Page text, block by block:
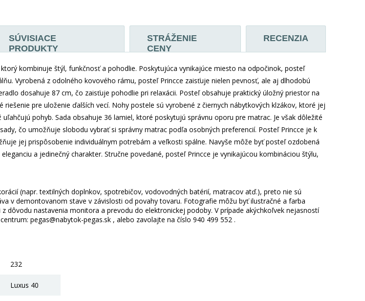
SÚVISIACE
PRODUKTY
STRÁŽENIE
CENY
RECENZIA
kombinuje štýl, funkčnosť a pohodlie. Poskytujúca vynikajúce miesto na odpočinok, posteľ
Vyrobená z odolného kovového rámu, posteľ Princce zaisťuje nielen pevnosť, ale aj dlhodobú
dosahuje 87 cm, čo zaisťuje pohodlie pri relaxácii. Posteľ obsahuje praktický úložný priestor na
pre uloženie ďalších vecí. Nohy postele sú vyrobené z čiernych nábytkových klzákov, ktoré jej
pohyb. Sada obsahuje 36 lamiel, ktoré poskytujú správnu oporu pre matrac. Je však dôležité
čo umožňuje slobodu vybrať si správny matrac podľa osobných preferencií. Posteľ Princce je k
jej prispôsobenie individuálnym potrebám a veľkosti spálne. Navyše môže byť posteľ ozdobená
a jedinečný charakter. Stručne povedané, posteľ Princce je vynikajúcou kombináciou štýlu,
(napr. textilných doplnkov, spotrebičov, vodovodných batérií, matracov atď.), preto nie sú
v demontovanom stave v závislosti od povahy tovaru. Fotografie môžu byť ilustračné a farba
dôvodu nastavenia monitora a prevodu do elektronickej podoby. V prípade akýchkoľvek nejasností
pegas@nabytok-pegas.sk , alebo zavolajte na číslo 940 499 552 .
232
Luxus 40